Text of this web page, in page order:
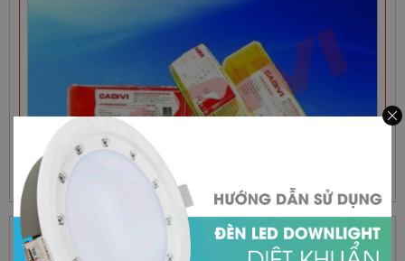
HỖ TRỢ TRỰC TUYẾN